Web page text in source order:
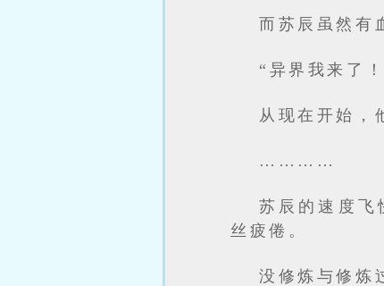
而苏辰虽然有
“异界我来了
从现在开始，
…………
苏辰的速度飞
丝疲倦。
没修炼与修炼